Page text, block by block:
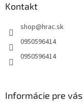
Kontakt
shop@hrac.sk
0950596414
0950596414
Informácie pre vás